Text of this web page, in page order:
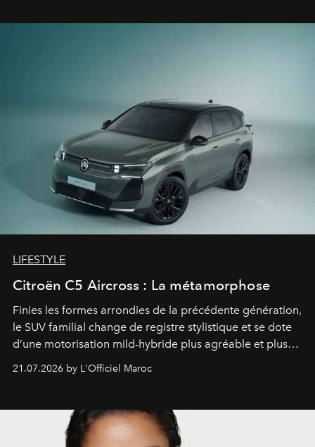
LIFESTYLE
Citroën C5 Aircross : La métamorphose
Finies les formes arrondies de la précédente génération,
le SUV familial change de registre stylistique et se dote
d’une motorisation mild-hybride plus agréable et plus
économe. à n’en pas douter, le nouveau C5 Aircross a
gagné en maturité.
21.07.2026 by L'Officiel Maroc